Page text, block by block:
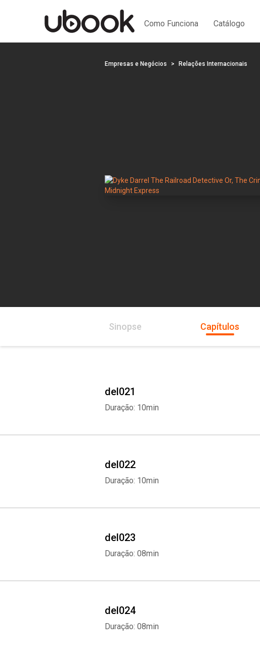
Como Funciona Catálogo
Empresas e Negócios Relações Internacionais
Sinopse Capítulos
del021
Duração: 10min
del022
Duração: 10min
del023
Duração: 08min
del024
Duração: 08min